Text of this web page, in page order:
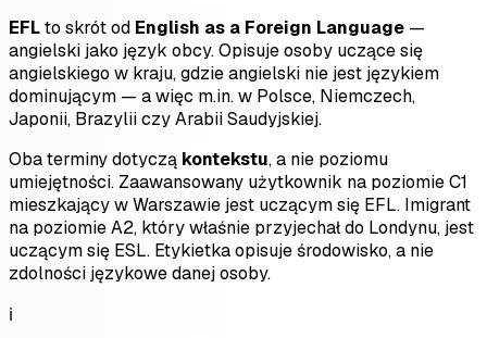
EFLto skrót od English as a Foreign Language —
angielski jako język obcy. Opisuje osoby uczące się
angielskiego w kraju, gdzie angielski nie jest językiem
dominującym — a więc m.in. w Polsce, Niemczech,
Japonii, Brazylii czy Arabii Saudyjskiej.
Oba terminy dotyczą kontekstu, a nie poziomu
umiejętności. Zaawansowany użytkownik na poziomie C1
mieszkający w Warszawie jest uczącym się EFL. Imigrant
na poziomie A2, który właśnie przyjechał do Londynu, jest
uczącym się ESL. Etykietka opisuje środowisko, a nie
zdolności językowe danej osoby.
ℹ️